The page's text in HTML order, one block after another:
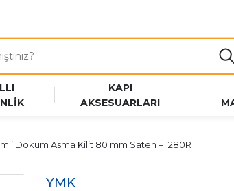
KAPI
AKSESUARLARI
Döküm Asma Kilit 80 mm Saten – 1280R
YMK